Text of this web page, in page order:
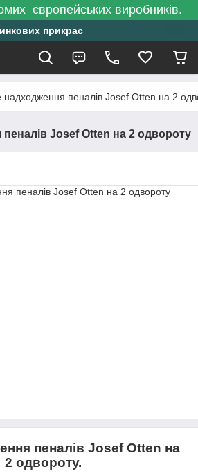
європейських виробників.
прикрас
надходження пеналів Josef Otten на 2
Josef Otten на 2 одвороту
пеналів JosefOtten на
2 одвороту.